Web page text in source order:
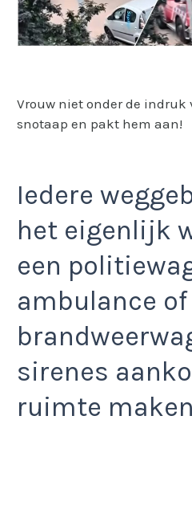
Vrouw niet onder de indruk
snotaap en pakt hem aan!
Iedere
het eigenlijk
een
ambulance of
sirenes
ruimte